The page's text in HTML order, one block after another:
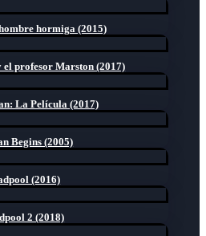
hormiga (2015)
el profesor Marston (2017)
La Película (2017)
Begins (2005)
(2016)
2 (2018)